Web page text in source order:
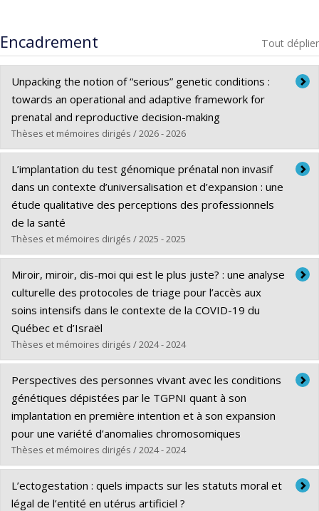
Encadrement Tout déplier
Unpacking the notion of “serious” genetic conditions :
towards an operational and adaptive framework for
prenatal and reproductive decision-making
Thèses et mémoires dirigés / 2026 - 2026
Diplômé(e) :Kleiderman, Erika
Cycle :Doctorat
Diplôme obtenu :Ph. D.
Lien vers le document dans Papyrus
L’implantation du test génomique prénatal non invasif
dans un contexte d’universalisation et d’expansion : une
étude qualitative des perceptions des professionnels
de la santé
Thèses et mémoires dirigés / 2025 - 2025
Diplômé(e) : Morel-Laforce, Tierry
Cycle :Doctorat
Diplôme obtenu :Ph. D.
Lien vers le document dans Papyrus
Miroir, miroir, dis-moi qui est le plus juste? : une analyse
culturelle des protocoles de triage pour l’accès aux
soins intensifs dans le contexte de la COVID-19 du
Québec et d’Israël
Thèses et mémoires dirigés / 2024 - 2024
Diplômé(e) : Nguyen, My An
Cycle :Maîtrise
Diplôme obtenu :M.A.
Lien vers le document dans Papyrus
Perspectives des personnes vivant avec les conditions
génétiques dépistées par le TGPNI quant à son
implantation en première intention et à son expansion
pour une variété d’anomalies chromosomiques
Thèses et mémoires dirigés / 2024 - 2024
Diplômé(e) :Cassou, Mathilde
Cycle :Maîtrise
L’ectogestation : quels impacts sur les statuts moral et
légal de l’entité en utérus artificiel ?